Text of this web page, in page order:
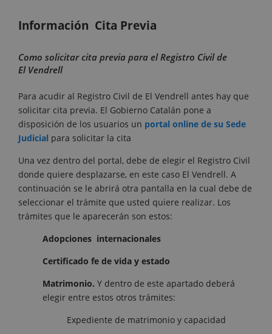
Información Cita Previa
Como solicitar cita previa para el Registro Civil de
El Vendrell
Para acudir al Registro Civil de El Vendrell antes hay que
solicitar cita previa. El Gobierno Catalán pone a
disposición de los usuarios un portal online de su Sede
Judicial para solicitar la cita
Una vez dentro del portal, debe de elegir el Registro Civil
donde quiere desplazarse, en este caso El Vendrell. A
continuación se le abrirá otra pantalla en la cual debe de
seleccionar el trámite que usted quiere realizar. Los
trámites que le aparecerán son estos:
Adopciones internacionales
Certificado fe de vida y estado
Matrimonio. Y dentro de este apartado deberá
elegir entre estos otros trámites:
Expediente de matrimonio y capacidad